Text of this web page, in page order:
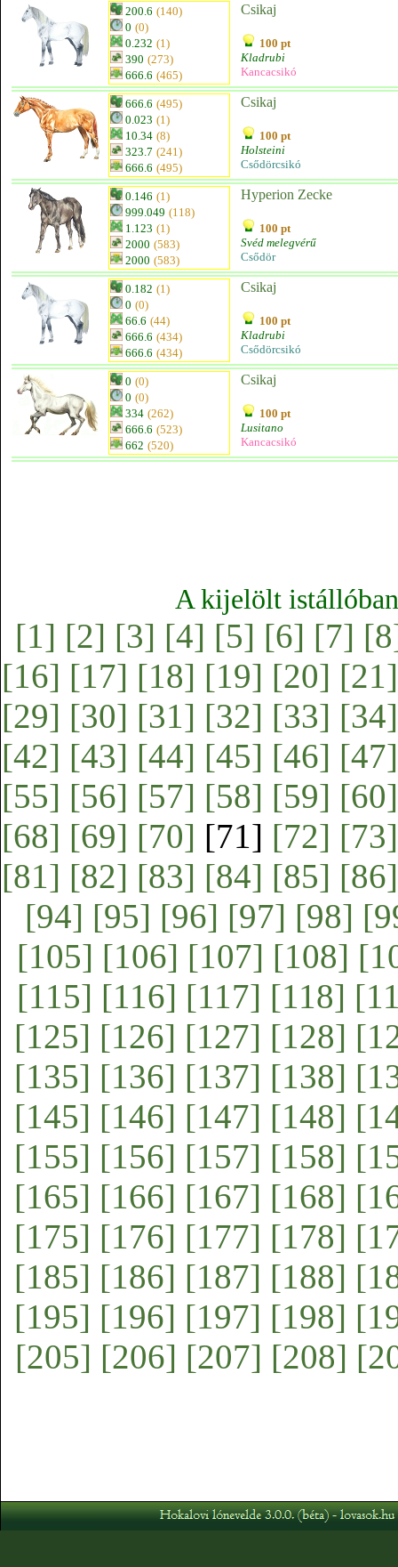
200.6 (140)
0 (0)
0.232 (1)
390 (273)
666.6 (465)
Csikaj
100 pt
Kladrubi
Kancacsikó
666.6 (495)
0.023 (1)
10.34 (8)
323.7 (241)
666.6 (495)
Csikaj
100 pt
Holsteini
Csődörcsikó
0.146 (1)
999.049 (118)
1.123 (1)
2000 (583)
2000 (583)
Hyperion Zecke
100 pt
Svéd melegvérű
Csődör
0.182 (1)
0 (0)
66.6 (44)
666.6 (434)
666.6 (434)
Csikaj
100 pt
Kladrubi
Csődörcsikó
0 (0)
0 (0)
334 (262)
666.6 (523)
662 (520)
Csikaj
100 pt
Lusitano
Kancacsikó
A kijelölt
[1] [2] [3] [4] [5] [6] [7]
[16] [17] [18] [19] [20] [21]
[29] [30] [31] [32] [33] [34]
[42] [43] [44] [45] [46] [47]
[55] [56] [57] [58] [59] [60]
[68] [69] [70] [71] [72] [73]
[81] [82] [83] [84] [85] [86]
[94] [95] [96] [97] [98]
[105] [106] [107] [108]
[115] [116] [117] [118]
[125] [126] [127] [128]
[135] [136] [137] [138]
[145] [146] [147] [148]
[155] [156] [157] [158]
[165] [166] [167] [168]
[175] [176] [177] [178]
[185] [186] [187] [188]
[195] [196] [197] [198]
[205] [206] [207] [208]